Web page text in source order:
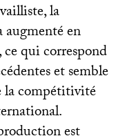
la
en
ce qui correspond
et semble
la compétitivité